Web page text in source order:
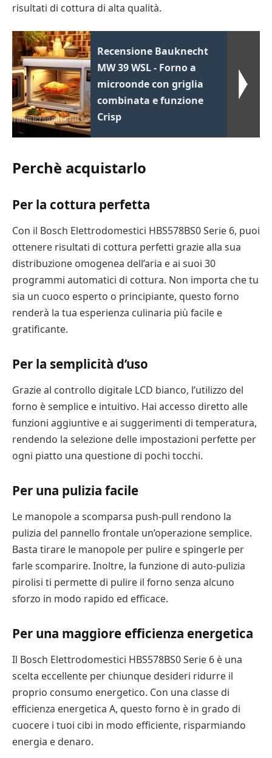
risultati di cottura di alta qualità.
Recensione Bauknecht
MW 39 WSL - Forno a
microonde con griglia
combinata e funzione
Crisp
Perchè acquistarlo
Per la cottura perfetta
Con il Bosch Elettrodomestici HBS578BS0 Serie 6, puoi
ottenere risultati di cottura perfetti grazie alla sua
distribuzione omogenea dell’aria e ai suoi 30
programmi automatici di cottura. Non importa che tu
sia un cuoco esperto o principiante, questo forno
renderà la tua esperienza culinaria più facile e
gratificante.
Per la semplicità d’uso
Grazie al controllo digitale LCD bianco, l’utilizzo del
forno è semplice e intuitivo. Hai accesso diretto alle
funzioni aggiuntive e ai suggerimenti di temperatura,
rendendo la selezione delle impostazioni perfette per
ogni piatto una questione di pochi tocchi.
Per una pulizia facile
Le manopole a scomparsa push-pull rendono la
pulizia del pannello frontale un’operazione semplice.
Basta tirare le manopole per pulire e spingerle per
farle scomparire. Inoltre, la funzione di auto-pulizia
pirolisi ti permette di pulire il forno senza alcuno
sforzo in modo rapido ed efficace.
Per una maggiore efficienza energetica
Il Bosch Elettrodomestici HBS578BS0 Serie 6 è una
scelta eccellente per chiunque desideri ridurre il
proprio consumo energetico. Con una classe di
efficienza energetica A, questo forno è in grado di
cuocere i tuoi cibi in modo efficiente, risparmiando
energia e denaro.